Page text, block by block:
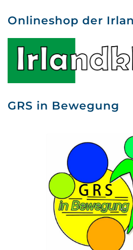
Onlineshop der
GRS in Bewegung